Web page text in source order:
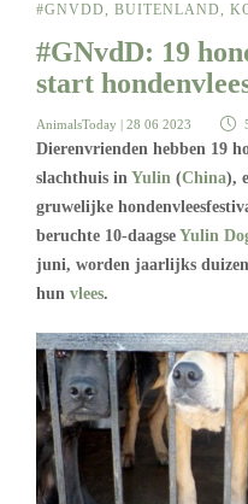
#GNVDD, BUITENLAND,
#GNvdD: 19
start
AnimalsToday | 28 06 2023
Dierenvrienden hebben 19
slachthuis in Yulin (China),
gruwelijke
beruchte 10-daagse Yulin
juni, worden jaarlijks
hun vlees.